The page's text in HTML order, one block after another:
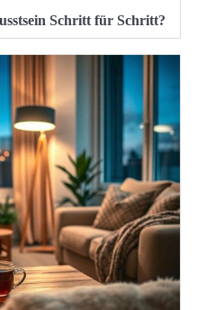
Schritt für Schritt?